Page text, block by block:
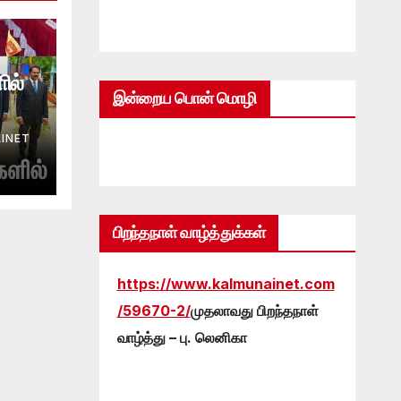
இன்றைய பொன் மொழி
பிறந்தநாள் வாழ்த்துக்கள்
https://www.kalmunainet.com
/59670-2/முதலாவது பிறந்தநாள்
வாழ்த்து – பு. லெனிகா